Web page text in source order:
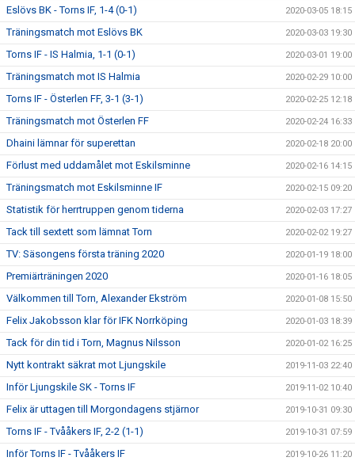
Eslövs BK - Torns IF, 1-4 (0-1) 2020-03-05 18:15
Träningsmatch mot Eslövs BK 2020-03-03 19:30
Torns IF - IS Halmia, 1-1 (0-1) 2020-03-01 19:00
Träningsmatch mot IS Halmia 2020-02-29 10:00
Torns IF - Österlen FF, 3-1 (3-1) 2020-02-25 12:18
Träningsmatch mot Österlen FF 2020-02-24 16:33
Dhaini lämnar för superettan 2020-02-18 20:00
Förlust med uddamålet mot Eskilsminne 2020-02-16 14:15
Träningsmatch mot Eskilsminne IF 2020-02-15 09:20
Statistik för herrtruppen genom tiderna 2020-02-03 17:27
Tack till sextett som lämnat Torn 2020-02-02 19:27
TV: Säsongens första träning 2020 2020-01-19 18:00
Premiärträningen 2020 2020-01-16 18:05
Välkommen till Torn, Alexander Ekström 2020-01-08 15:50
Felix Jakobsson klar för IFK Norrköping 2020-01-03 18:39
Tack för din tid i Torn, Magnus Nilsson 2020-01-02 16:25
Nytt kontrakt säkrat mot Ljungskile 2019-11-03 22:40
Inför Ljungskile SK - Torns IF 2019-11-02 10:40
Felix är uttagen till Morgondagens stjärnor 2019-10-31 09:30
Torns IF - Tvååkers IF, 2-2 (1-1) 2019-10-31 07:59
Inför Torns IF - Tvååkers IF 2019-10-26 11:20